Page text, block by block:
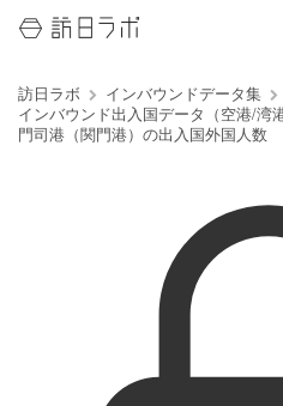
訪日ラボ
インバウンドデータ集
インバウンド出入国データ（空港/湾
門司港（関門港）の出入国外国人数